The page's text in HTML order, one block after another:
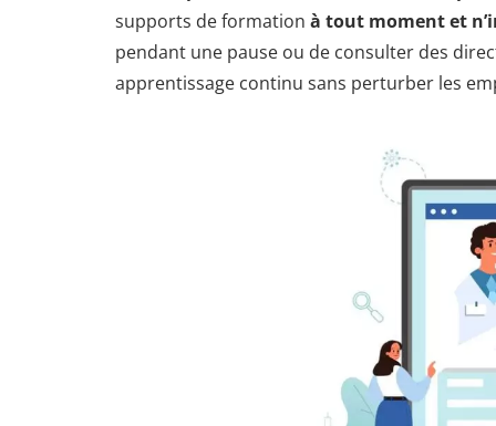
supports de formation à tout moment et
pendant une pause ou de consulter des
apprentissage continu sans perturber les